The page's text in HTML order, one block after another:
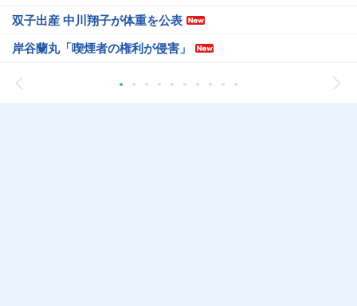
双子出産 中川翔子が体重を公表
岸谷蘭丸「喫煙者の権利が侵害」